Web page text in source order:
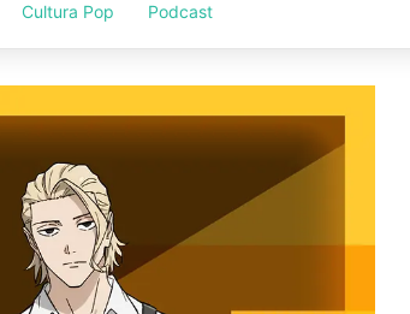
Cultura Pop Podcast